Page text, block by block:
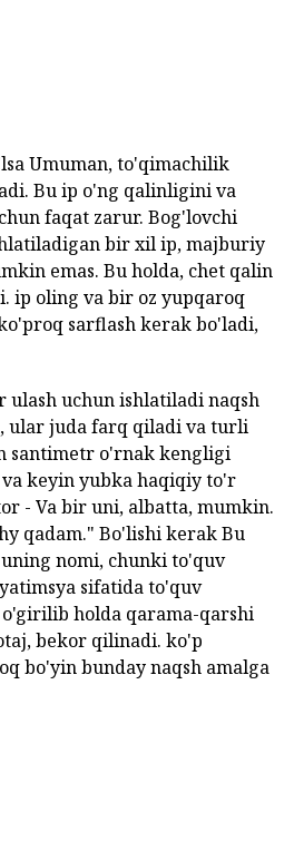
Umuman, to'qimachilik
Bu ip o'ng qalinligini va
faqat zarur. Bog'lovchi
bir xil ip, majburiy
emas. Bu holda, chet qalin
ip oling va bir oz yupqaroq
sarflash kerak bo'ladi,
ulash uchun ishlatiladi naqsh
ular juda farq qiladi va turli
santimetr o'rnak kengligi
keyin yubka haqiqiy to'r
- Va bir uni, albatta, mumkin.
qadam." Bo'lishi kerak Bu
nomi, chunki to'quv
sifatida to'quv
holda qarama-qarshi
bekor qilinadi. ko'p
bo'yin bunday naqsh amalga